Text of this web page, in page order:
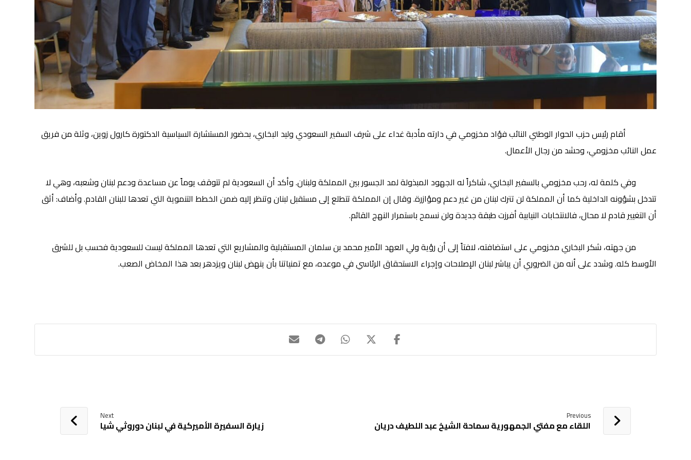
أقام رئيس حزب الحوار الوطني النائب فؤاد مخزومي في دارته مأدبة غداء على شرف السفير السعودي وليد البخاري، بحضور المستشارة السياسية الدكتورة كارول زوين، وثلة من فريق
عمل النائب مخزومي، وحشد من رجال الأعمال.
وفي كلمة له، رحب مخزومي بالسفير البخاري، شاكراً له الجهود المبذولة لمد الجسور بين المملكة ولبنان. وأكد أن السعودية لم تتوقف يوماً عن مساعدة ودعم لبنان وشعبه، وهي لا
تتدخل بشؤونه الداخلية كما أن المملكة لن تترك لبنان من غير دعم ومؤازرة. وقال إن المملكة تتطلع إلى مستقبل لبنان وتنظر إليه ضمن الخطط التنموية التي تعدها للبنان القادم. وأضاف: أثق
أن التغيير قادم لا محال، فالانتخابات النيابية أفرزت طبقة جديدة ولن نسمح باستمرار النهج القائم.
من جهته، شكر البخاري مخزومي على استضافته، لافتاً إلى أن رؤية ولي العهد الأمير محمد بن سلمان المستقبلية والمشاريع التي تعدها المملكة ليست للسعودية فحسب بل للشرق
الأوسط كله. وشدد على أنه من الضروري أن يباشر لبنان الإصلاحات وإجراء الاستحقاق الرئاسي في موعده، مع تمنياتنا بأن ينهض لبنان ويزدهر بعد هذا المخاض الصعب.
Previous
اللقاء مع مفتي الجمهورية سماحة الشيخ عبد اللطيف دريان
Next
زيارة السفيرة الأميركية في لبنان دوروثي شيا